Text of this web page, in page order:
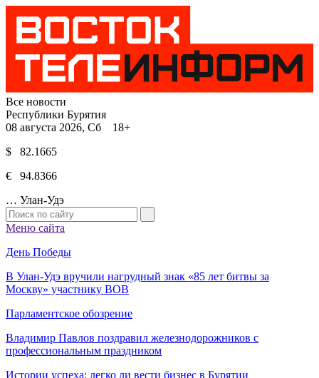
Все новости
Республики Бурятия
08 августа 2026, Сб 18+
$ 82.1665
€ 94.8366
… Улан-Удэ
Меню сайта
День Победы
В Улан-Удэ вручили нагрудный знак «85 лет битвы за
Москву» участнику ВОВ
Парламентское обозрение
Владимир Павлов поздравил железнодорожников с
профессиональным праздником
Истории успеха: легко ли вести бизнес в Бурятии